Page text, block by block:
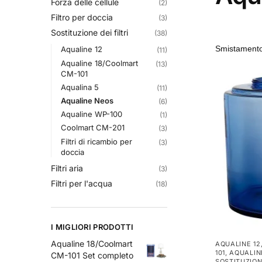
AQUALINE 12
101 ,
Forza delle cellule (2)
Filtro per doccia (3)
Sostituzione dei filtri (38)
Aqualine 12 (11)
Aqualine 18/Coolmart
CM-101
(13)
Aqualina 5 (11)
Aqualine Neos (6)
Aqualine WP-100 (1)
Coolmart CM-201 (3)
Filtri di ricambio per
doccia
(3)
Filtri aria (3)
Filtri per l'acqua (18)
I MIGLIORI PRODOTTI
Aqualine 18/Coolmart
CM-101 Set completo